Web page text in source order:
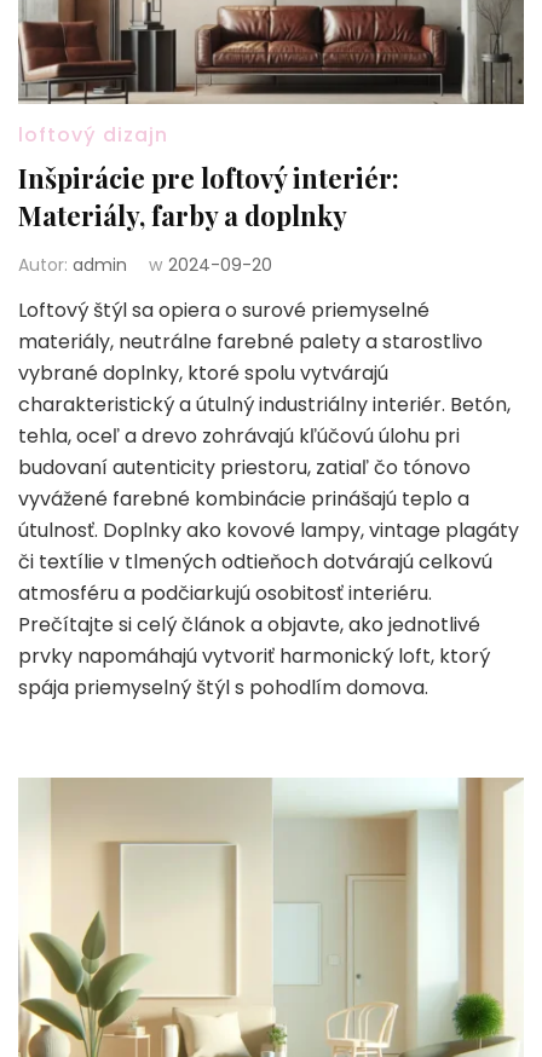
loftový dizajn
Inšpirácie pre loftový interiér:
Materiály, farby a doplnky
Autor: admin w 2024-09-20
Loftový štýl sa opiera o surové priemyselné
materiály, neutrálne farebné palety a starostlivo
vybrané doplnky, ktoré spolu vytvárajú
charakteristický a útulný industriálny interiér. Betón,
tehla, oceľ a drevo zohrávajú kľúčovú úlohu pri
budovaní autenticity priestoru, zatiaľ čo tónovo
vyvážené farebné kombinácie prinášajú teplo a
útulnosť. Doplnky ako kovové lampy, vintage plagáty
či textílie v tlmených odtieňoch dotvárajú celkovú
atmosféru a podčiarkujú osobitosť interiéru.
Prečítajte si celý článok a objavte, ako jednotlivé
prvky napomáhajú vytvoriť harmonický loft, ktorý
spája priemyselný štýl s pohodlím domova.